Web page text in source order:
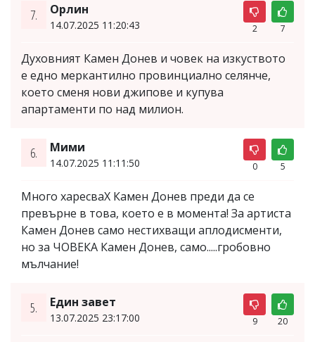
7. Орлин
14.07.2025 11:20:43 2 7
Духовният Камен Донев и човек на изкуството
е едно меркантилно провинциално селянче,
което сменя нови джипове и купува
апартаменти по над милион.
6. Мими
14.07.2025 11:11:50 0 5
Много харесваХ Камен Донев преди да се
превърне в това, което е в момента! За артиста
Камен Донев само нестихващи аплодисменти,
но за ЧОВЕКА Камен Донев, само.....гробовно
мълчание!
5. Един завет
13.07.2025 23:17:00 9 20